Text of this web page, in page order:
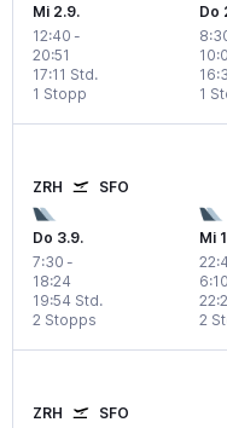
Mi 2.9.
12:40 -
20:51
1 Stopp
17:11 Std.
Do
1
ZRH SFO
Do 3.9.
7:30 -
18:24
2 Stopps
19:54 Std.
Mi
6:10
2
ZRH SFO